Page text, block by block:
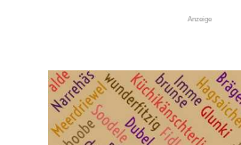
Anzeige